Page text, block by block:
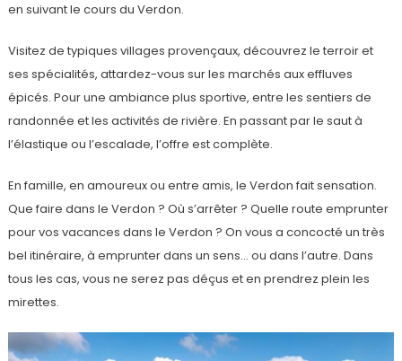
en suivant le cours du Verdon.
Visitez de typiques villages provençaux, découvrez le terroir et
ses spécialités, attardez-vous sur les marchés aux effluves
épicés. Pour une ambiance plus sportive, entre les sentiers de
randonnée et les activités de rivière. En passant par le saut à
l’élastique ou l’escalade, l’offre est complète.
En famille, en amoureux ou entre amis, le Verdon fait sensation.
Que faire dans le Verdon ? Où s’arrêter ? Quelle route emprunter
pour vos vacances dans le Verdon ? On vous a concocté un très
bel itinéraire, à emprunter dans un sens… ou dans l’autre. Dans
tous les cas, vous ne serez pas déçus et en prendrez plein les
mirettes.